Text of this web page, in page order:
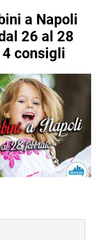
a Napoli
26 al 28
consigli